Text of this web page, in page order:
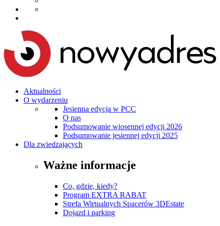
Aktualności
O wydarzeniu
Jesienna edycja w PCC
O nas
Podsumowanie wiosennej edycji 2026
Podsumowanie jesiennej edycji 2025
Dla zwiedzających
Ważne informacje
Co, gdzie, kiedy?
Program EXTRA RABAT
Strefa Wirtualnych Spacerów 3DEstate
Dojazd i parking